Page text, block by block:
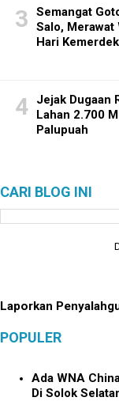
Semangat
Salo,
Hari
Jejak Dugaan
Lahan 2.700
Palupuah
CARI BLOG INI
Laporkan
POPULER
Ada WNA
Di Solok